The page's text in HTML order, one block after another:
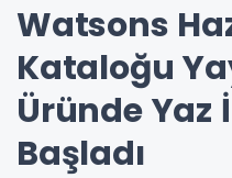
Watsons
Kataloğu
Üründe Yaz
Başladı